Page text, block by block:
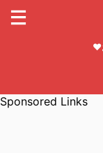
❤
Sponsored Links